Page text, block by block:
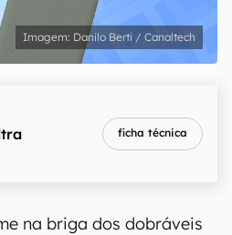
Danilo Berti / Canaltech
ficha técnica
na briga dos dobráveis